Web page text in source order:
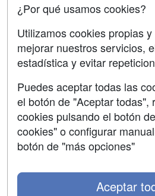
Contactar
Confidencialidad
Aviso legal
Copyleft
¿Por qué usamos cookies?
Utilizamos cookies propias
mejorar nuestros servicios,
estadística y evitar
Puedes aceptar todas las
el botón de "Aceptar todas",
cookies pulsando el botón
cookies" o configurar
botón de "más opciones"
Aceptar